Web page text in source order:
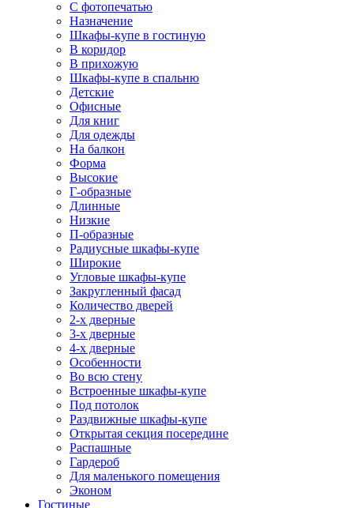
С фотопечатью
Назначение
Шкафы-купе в гостиную
В коридор
В прихожую
Шкафы-купе в спальню
Детские
Офисные
Для книг
Для одежды
На балкон
Форма
Высокие
Г-образные
Длинные
Низкие
П-образные
Радиусные шкафы-купе
Широкие
Угловые шкафы-купе
Закругленный фасад
Количество дверей
2-х дверные
3-х дверные
4-х дверные
Особенности
Во всю стену
Встроенные шкафы-купе
Под потолок
Раздвижные шкафы-купе
Открытая секция посередине
Распашные
Гардероб
Для маленького помещения
Эконом
Гостиные